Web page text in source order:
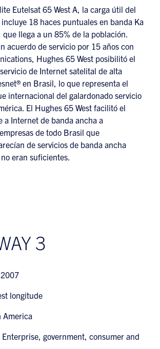
Eutelsat 65 West A, la carga útil del
18 haces puntuales en banda Ka
llega a un 85% de la población.
acuerdo de servicio por 15 años con
Hughes 65 West posibilitó el
de Internet satelital de alta
en Brasil, lo que representa el
internacional del galardonado servicio
El Hughes 65 West facilitó el
a Internet de banda ancha a
de todo Brasil que
de servicios de banda ancha
eran suficientes.
3
longitude
America
Enterprise, government, consumer and